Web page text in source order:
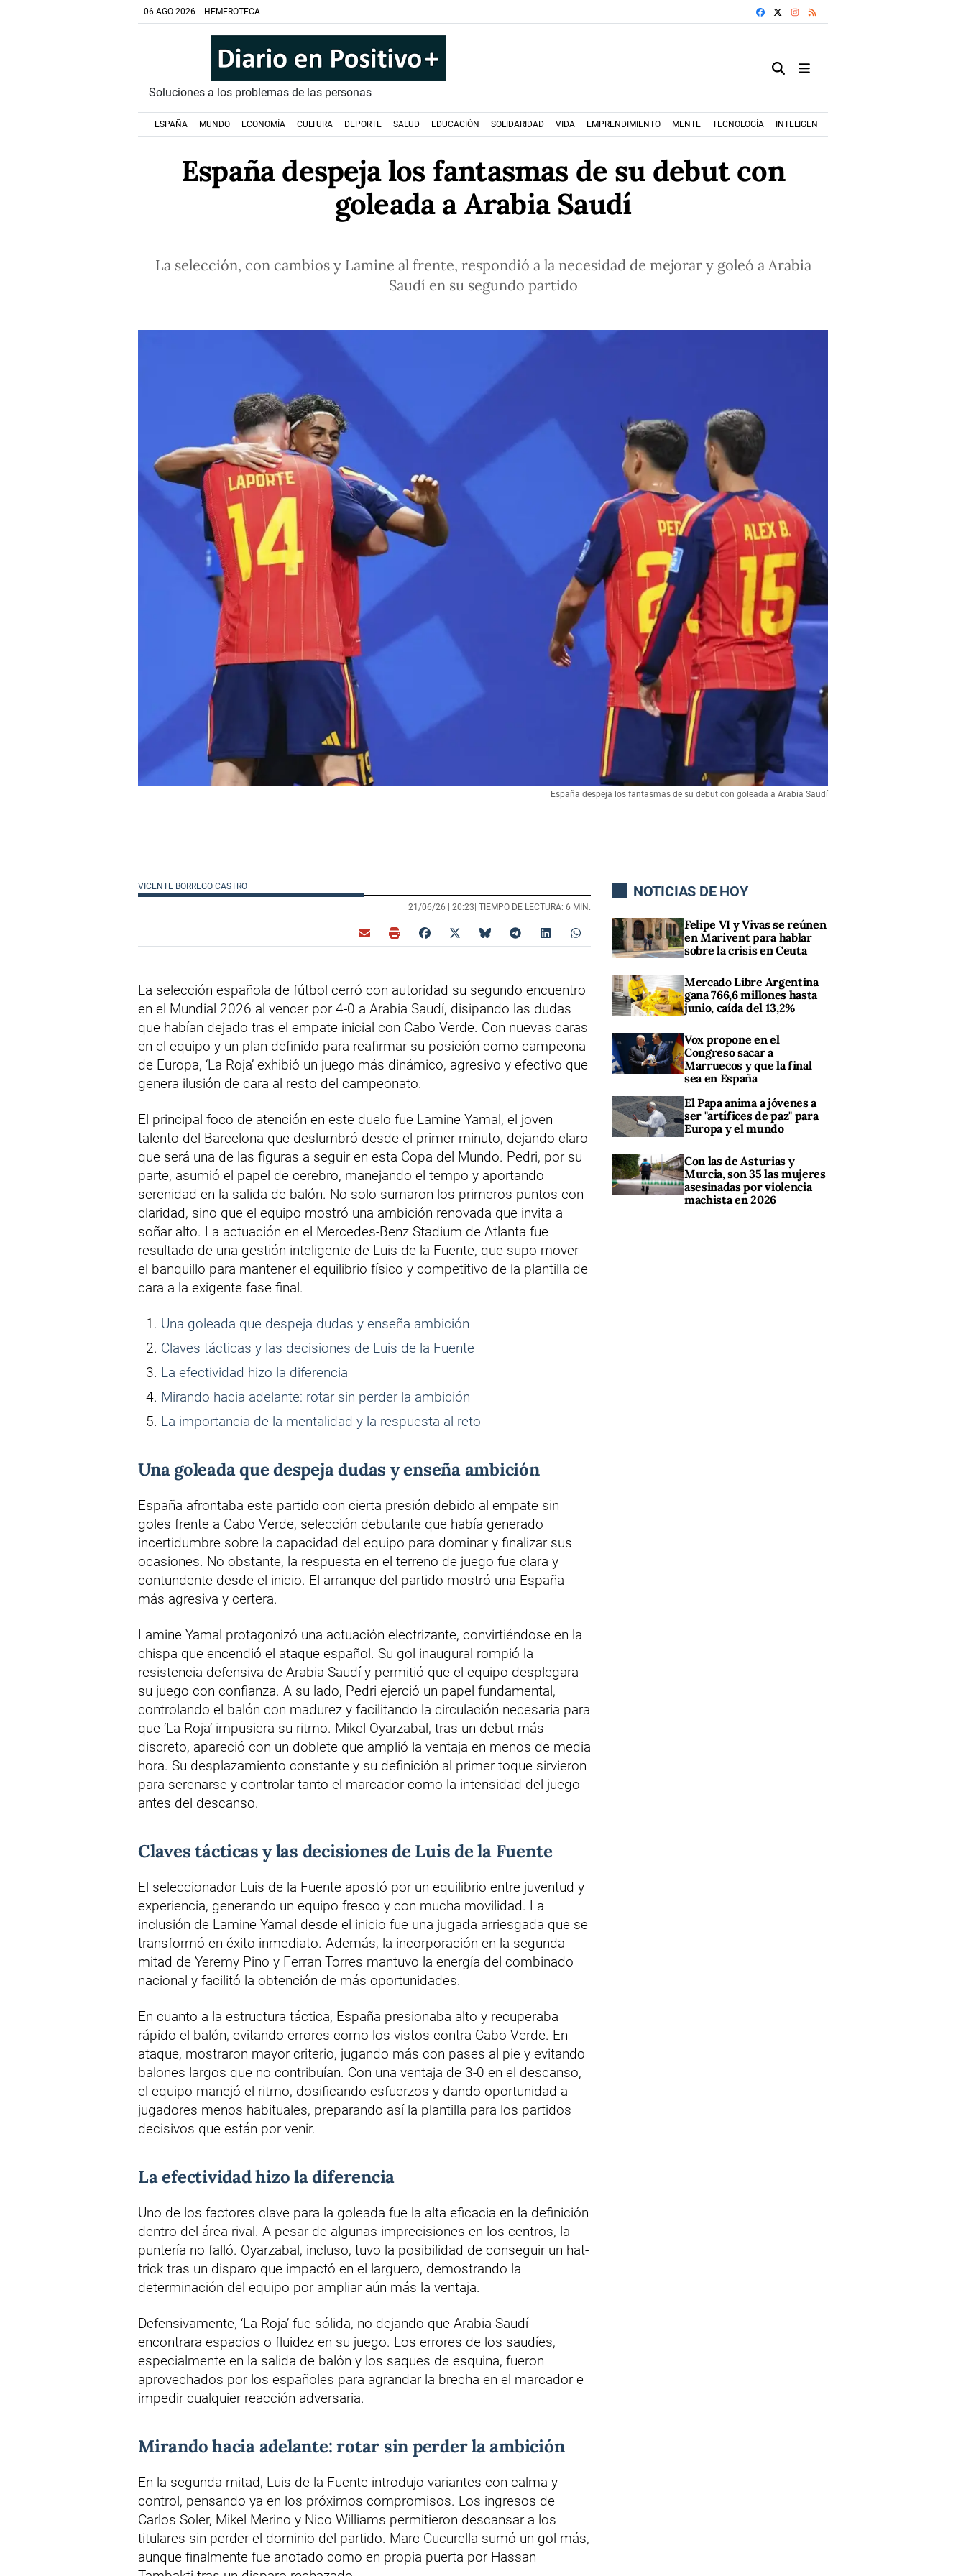
06 AGO 2026 HEMEROTECA FACEBOOKINSTAGRAM
Soluciones a los problemas de las personas
ESPAÑA MUNDO ECONOMÍA CULTURA DEPORTE SALUD EDUCACIÓN SOLIDARIDAD VIDA EMPRENDIMIENTO MENTE TECNOLOGÍA INTELIGENCIA ARTIFICIAL
España despeja los fantasmas de su debut con
goleada a Arabia Saudí
La selección, con cambios y Lamine al frente, respondió a la necesidad de mejorar y goleó a Arabia
Saudí en su segundo partido
España despeja los fantasmas de su debut con goleada a Arabia Saudí
VICENTE BORREGO CASTRO
21/06/26 | 20:23 | TIEMPO DE LECTURA: 6 MIN.
La selección española de fútbol cerró con autoridad su segundo encuentro
en el Mundial 2026 al vencer por 4-0 a Arabia Saudí, disipando las dudas
que habían dejado tras el empate inicial con Cabo Verde. Con nuevas caras
en el equipo y un plan definido para reafirmar su posición como campeona
de Europa, ‘La Roja’ exhibió un juego más dinámico, agresivo y efectivo que
genera ilusión de cara al resto del campeonato.
El principal foco de atención en este duelo fue Lamine Yamal, el joven
talento del Barcelona que deslumbró desde el primer minuto, dejando claro
que será una de las figuras a seguir en esta Copa del Mundo. Pedri, por su
parte, asumió el papel de cerebro, manejando el tempo y aportando
serenidad en la salida de balón. No solo sumaron los primeros puntos con
claridad, sino que el equipo mostró una ambición renovada que invita a
soñar alto. La actuación en el Mercedes-Benz Stadium de Atlanta fue
resultado de una gestión inteligente de Luis de la Fuente, que supo mover
el banquillo para mantener el equilibrio físico y competitivo de la plantilla de
cara a la exigente fase final.
Una goleada que despeja dudas y enseña ambición
Claves tácticas y las decisiones de Luis de la Fuente
La efectividad hizo la diferencia
Mirando hacia adelante: rotar sin perder la ambición
La importancia de la mentalidad y la respuesta al reto
Una goleada que despeja dudas y enseña ambición
España afrontaba este partido con cierta presión debido al empate sin
goles frente a Cabo Verde, selección debutante que había generado
incertidumbre sobre la capacidad del equipo para dominar y finalizar sus
ocasiones. No obstante, la respuesta en el terreno de juego fue clara y
contundente desde el inicio. El arranque del partido mostró una España
más agresiva y certera.
Lamine Yamal protagonizó una actuación electrizante, convirtiéndose en la
chispa que encendió el ataque español. Su gol inaugural rompió la
resistencia defensiva de Arabia Saudí y permitió que el equipo desplegara
su juego con confianza. A su lado, Pedri ejerció un papel fundamental,
controlando el balón con madurez y facilitando la circulación necesaria para
que ‘La Roja’ impusiera su ritmo. Mikel Oyarzabal, tras un debut más
discreto, apareció con un doblete que amplió la ventaja en menos de media
hora. Su desplazamiento constante y su definición al primer toque sirvieron
para serenarse y controlar tanto el marcador como la intensidad del juego
antes del descanso.
Claves tácticas y las decisiones de Luis de la Fuente
El seleccionador Luis de la Fuente apostó por un equilibrio entre juventud y
experiencia, generando un equipo fresco y con mucha movilidad. La
inclusión de Lamine Yamal desde el inicio fue una jugada arriesgada que se
transformó en éxito inmediato. Además, la incorporación en la segunda
mitad de Yeremy Pino y Ferran Torres mantuvo la energía del combinado
nacional y facilitó la obtención de más oportunidades.
En cuanto a la estructura táctica, España presionaba alto y recuperaba
rápido el balón, evitando errores como los vistos contra Cabo Verde. En
ataque, mostraron mayor criterio, jugando más con pases al pie y evitando
balones largos que no contribuían. Con una ventaja de 3-0 en el descanso,
el equipo manejó el ritmo, dosificando esfuerzos y dando oportunidad a
jugadores menos habituales, preparando así la plantilla para los partidos
decisivos que están por venir.
La efectividad hizo la diferencia
Uno de los factores clave para la goleada fue la alta eficacia en la definición
dentro del área rival. A pesar de algunas imprecisiones en los centros, la
puntería no falló. Oyarzabal, incluso, tuvo la posibilidad de conseguir un hat-
trick tras un disparo que impactó en el larguero, demostrando la
determinación del equipo por ampliar aún más la ventaja.
Defensivamente, ‘La Roja’ fue sólida, no dejando que Arabia Saudí
encontrara espacios o fluidez en su juego. Los errores de los saudíes,
especialmente en la salida de balón y los saques de esquina, fueron
aprovechados por los españoles para agrandar la brecha en el marcador e
impedir cualquier reacción adversaria.
Mirando hacia adelante: rotar sin perder la ambición
En la segunda mitad, Luis de la Fuente introdujo variantes con calma y
control, pensando ya en los próximos compromisos. Los ingresos de
Carlos Soler, Mikel Merino y Nico Williams permitieron descansar a los
titulares sin perder el dominio del partido. Marc Cucurella sumó un gol más,
aunque finalmente fue anotado como en propia puerta por Hassan
NOTICIAS DE HOY
Felipe VI y Vivas se reúnen
en Marivent para hablar
sobre la crisis en Ceuta
Mercado Libre Argentina
gana 766,6 millones hasta
junio, caída del 13,2%
Vox propone en el
Congreso sacar a
Marruecos y que la final
sea en España
El Papa anima a jóvenes a
ser "artífices de paz" para
Europa y el mundo
Con las de Asturias y
Murcia, son 35 las mujeres
asesinadas por violencia
machista en 2026